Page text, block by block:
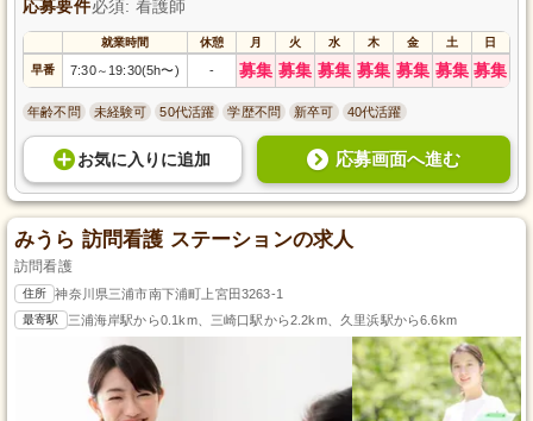
応募要件必須: 看護師
就業時間 休憩 月 火 水 木 金 土 日
早番 7:30～ 19:30(5h〜) - 募集 募集 募集 募集 募集 募集 募集
年齢不問 未経験可 50代活躍 学歴不問 新卒可 40代活躍
お気に入り に追加 応募画面へ進む
みうら 訪問看護 ステーションの求人
訪問看護
住所 神奈川県三浦市南下浦町上宮田3263-1
最寄駅 三浦海岸駅から0.1km、三崎口駅から2.2km、久里浜駅から6.6km